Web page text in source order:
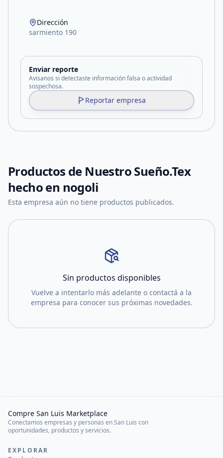
Dirección
sarmiento 190
Enviar reporte
Avisanos si detectaste información falsa o actividad
sospechosa.
Reportar empresa
Productos de Nuestro Sueño.Tex
hecho en nogoli
Esta empresa aún no tiene productos publicados.
Sin productos disponibles
Vuelve a intentarlo más adelante o contactá a la
empresa para conocer sus próximas novedades.
Compre San Luis Marketplace
Conectamos empresas y personas en San Luis con
oportunidades, productos y servicios.
EXPLORAR